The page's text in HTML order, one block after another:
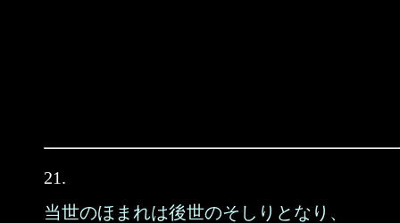
21.
当世のほまれは後世のそしりとなり、